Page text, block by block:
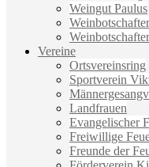
Weingut Paulus
Vereine
Ortsvereinsring
Sportverein
Landfrauen
Evangelischer
Freiwillige
Freunde der